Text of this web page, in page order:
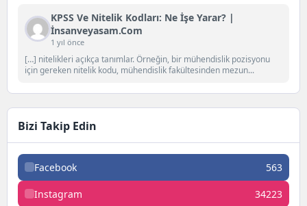
KPSS Ve Nitelik Kodları: Ne İşe Yarar? |
İnsanveyasam.com
1 yıl önce
[…] nitelikleri açıkça tanımlar. Örneğin, bir mühendislik pozisyonu
için gereken nitelik kodu, mühendislik fakültesinden mezun...
Bizi Takip Edin
Facebook 563
Instagram 34223